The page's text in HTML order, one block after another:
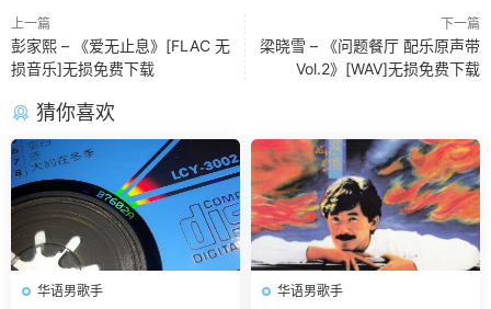
上一篇
彭家熙 – 《爱无止息》[FLAC 无
损音乐]无损免费下载
下一篇
梁晓雪 – 《问题餐厅 配乐原声带
Vol.2》[WAV]无损免费下载
猜你喜欢
华语男歌手 华语男歌手